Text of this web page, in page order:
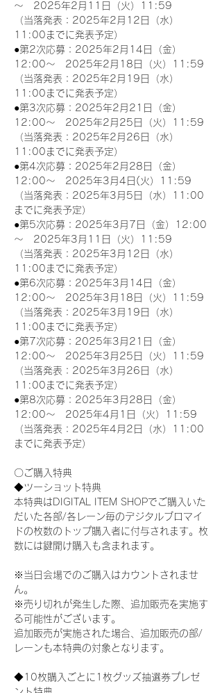
～　2025年2月11日（火）11:59
（当落発表：2025年2月12日（水）
11:00までに発表予定）
●第2次応募：2025年2月14日（金）
12:00～　2025年2月18日（火）11:59
（当落発表：2025年2月19日（水）
11:00までに発表予定）
●第3次応募：2025年2月21日（金）
12:00～　2025年2月25日（火）11:59
（当落発表：2025年2月26日（水）
11:00までに発表予定）
●第4次応募：2025年2月28日（金）
12:00～　2025年3月4日(火）11:59
（当落発表：2025年3月5日（水）11:00
までに発表予定）
●第5次応募：2025年3月7日（金）12:00
～　2025年3月11日（火）11:59
（当落発表：2025年3月12日（水）
11:00までに発表予定）
●第6次応募：2025年3月14日（金）
12:00～　2025年3月18日（火）11:59
（当落発表：2025年3月19日（水）
11:00までに発表予定）
●第7次応募：2025年3月21日（金）
12:00～　2025年3月25日（火）11:59
（当落発表：2025年3月26日（水）
11:00までに発表予定）
●第8次応募：2025年3月28日（金）
12:00～　2025年4月1日（火）11:59
（当落発表：2025年4月2日（水）11:00
までに発表予定）
〇ご購入特典
◆ツーショット特典
本特典はDIGITAL ITEM SHOPでご購入いた
だいた各部/各レーン毎のデジタルブロマイ
ドの枚数のトップ購入者に付与されます。枚
数には鍵開け購入も含まれます。
※当日会場でのご購入はカウントされませ
ん。
※売り切れが発生した際、追加販売を実施す
る可能性がございます。
追加販売が実施された場合、追加販売の部/
レーンも本特典の対象となります。
◆10枚購入ごとに1枚グッズ抽選券プレゼ